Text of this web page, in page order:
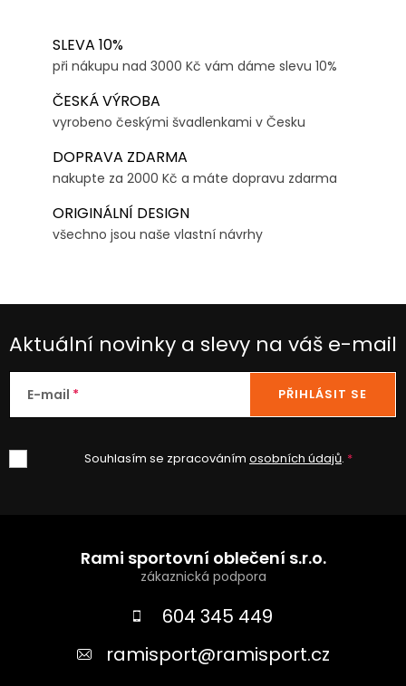
SLEVA 10%
při nákupu nad 3000 Kč vám dáme slevu 10%
ČESKÁ VÝROBA
vyrobeno českými švadlenkami v Česku
DOPRAVA ZDARMA
nakupte za 2000 Kč a máte dopravu zdarma
ORIGINÁLNÍ DESIGN
všechno jsou naše vlastní návrhy
Aktuální novinky a slevy na váš e-mail
E-mail
Souhlasím se zpracováním osobních údajů.
PŘIHLÁSIT SE
Rami sportovní oblečení s.r.o.
604 345 449
ramisport@ramisport.cz